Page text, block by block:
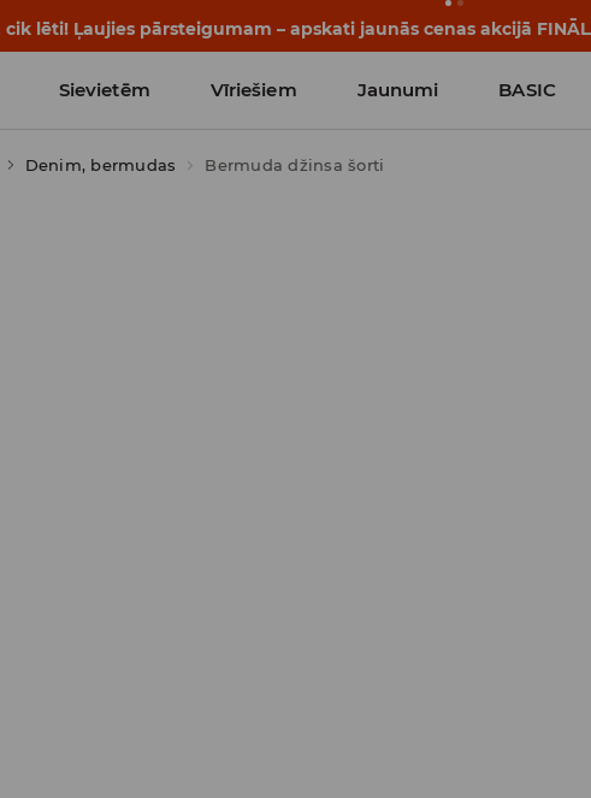
cik lēti! Ļaujies pārsteigumam – apskati jaunās cenas akcijā
Sievietēm Vīriešiem Jaunumi BASIC
Denim, bermudas Bermuda džinsa šorti